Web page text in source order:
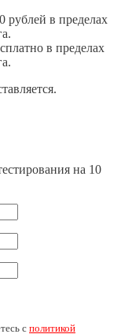
рублей в пределах
в пределах
на 10
с политикой